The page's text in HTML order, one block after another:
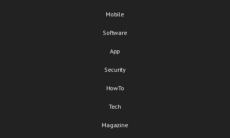
Mobile
Software
App
Security
HowTo
Tech
Magazine